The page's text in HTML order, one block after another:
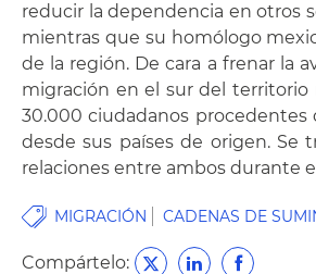
reducir la dependencia en otros
mientras que su homólogo
de la región. De cara a frenar la
migración en el sur del territorio
30.000 ciudadanos
desde sus países de origen. Se
relaciones entre ambos durante
MIGRACIÓN CADENAS DE
Compártelo: